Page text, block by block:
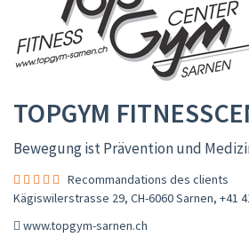
TOPGYM
Bewegung ist Prävention und
Recommandations des clients
Kägiswilerstrasse 29, CH-6060 Sarnen, +41
www.topgym-sarnen.ch